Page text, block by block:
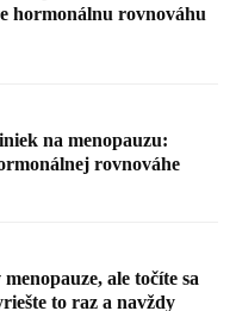
hormonálnu rovnováhu
na menopauzu:
rovnováhe
ale točíte sa
to raz a navždy